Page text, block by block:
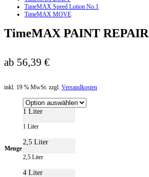
TimeMAX Speed Lotion No.1
TimeMAX MOVE
TimeMAX PAINT REPAIR
ab 56,39 €
inkl. 19 % MwSt. zzgl. Versandkosten
Menge
1 Liter
1 Liter
2,5 Liter
2,5 Liter
4 Liter